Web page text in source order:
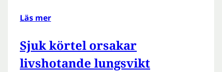
Läs mer
Sjuk körtel orsakar
livshotande lungsvikt